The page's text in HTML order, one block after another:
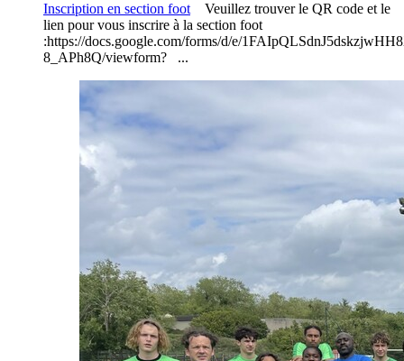
Inscription en section foot
Veuillez trouver le QR code et le
lien pour vous inscrire à la section foot
:https://docs.google.com/forms/d/e/
8_APh8Q/viewform? ...